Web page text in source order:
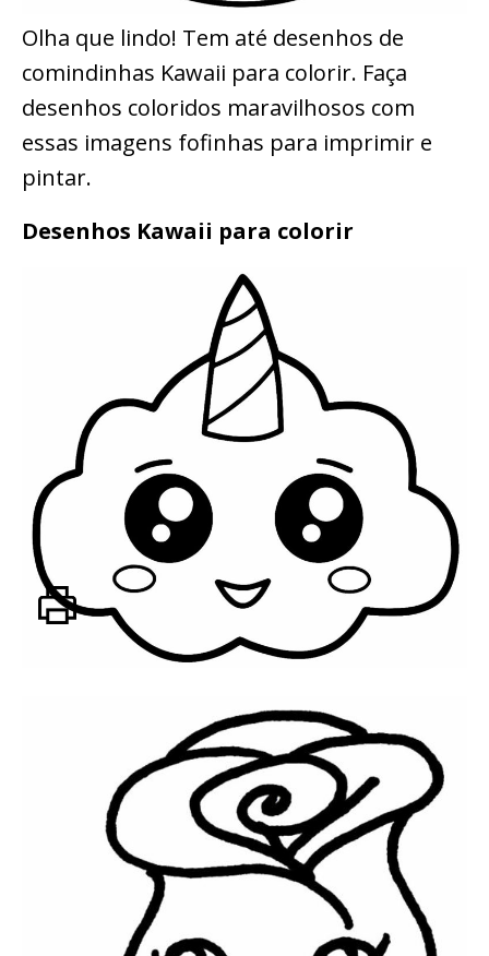
Olha que lindo! Tem até desenhos de
comindinhas Kawaii para colorir. Faça
desenhos coloridos maravilhosos com
essas imagens fofinhas para imprimir e
pintar.
Desenhos Kawaii para colorir